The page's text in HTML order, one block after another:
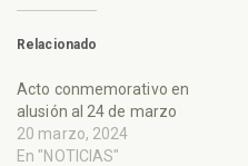
Relacionado
Acto conmemorativo en
alusión al 24 de marzo
20 marzo, 2024
En "NOTICIAS"